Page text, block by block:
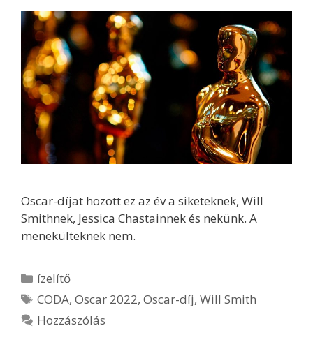
Oscar-díjat hozott ez az év a siketeknek, Will
Smithnek, Jessica Chastainnek és nekünk. A
menekülteknek nem.
Kategória
ízelítő
Címkék
CODA,Oscar 2022,Oscar-díj,Will Smith
Hozzászólás